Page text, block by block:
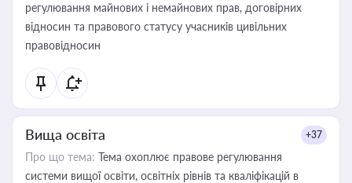
регулювання майнових і немайнових прав, договірних
відносин та правового статусу учасників цивільних
правовідносин
Вища освіта +37
Про що тема: Тема охоплює правове регулювання
системи вищої освіти, освітніх рівнів та кваліфікацій в